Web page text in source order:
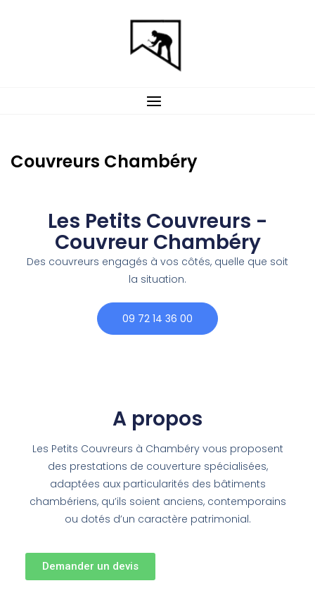
Couvreurs Chambéry
Les Petits Couvreurs -
Couvreur Chambéry
Des couvreurs engagés à vos côtés, quelle que soit
la situation.
09 72 14 36 00
A propos
Les Petits Couvreurs à Chambéry vous proposent
des prestations de couverture spécialisées,
adaptées aux particularités des bâtiments
chambériens, qu’ils soient anciens, contemporains
ou dotés d’un caractère patrimonial.
Demander un devis